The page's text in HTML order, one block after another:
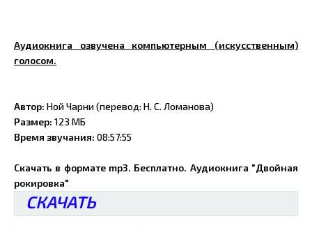
Аудиокнига озвучена компьютерным (искусственным)
голосом.
Автор: Ной Чарни (перевод: Н. С. Ломанова)
Размер: 123 МБ
Время звучания: 08:57:55
Скачать в формате mp3. Бесплатно. Аудиокнига "Двойная
рокировка"
СКАЧАТЬ